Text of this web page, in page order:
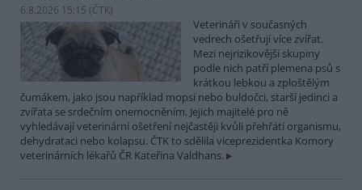
6.8.2026 15:15 (ČTK)
Veterináři v současných
vedrech ošetřují více zvířat.
Mezi nejrizikovější skupiny
podle nich patří plemena psů s
krátkou lebkou a zploštělým
čumákem, jako jsou například mopsi nebo buldočci, starší jedinci a
zvířata se srdečním onemocněním. Jejich majitelé pro ně
vyhledávají veterinární ošetření nejčastěji kvůli přehřátí organismu,
dehydrataci nebo kolapsu. ČTK to sdělila viceprezidentka Komory
veterinárních lékařů ČR Kateřina Valdhans.